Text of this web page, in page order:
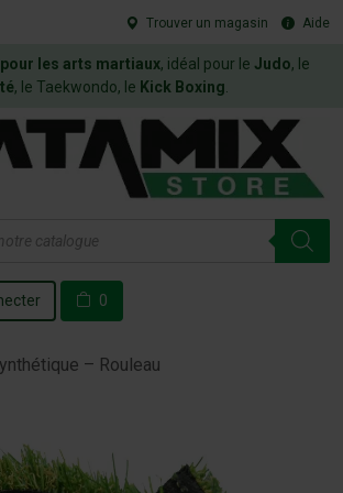
Trouver un magasin Aide
les arts martiaux, idéal pour le Judo, le
, le Taekwondo, le Kick Boxing
0
– Rouleau